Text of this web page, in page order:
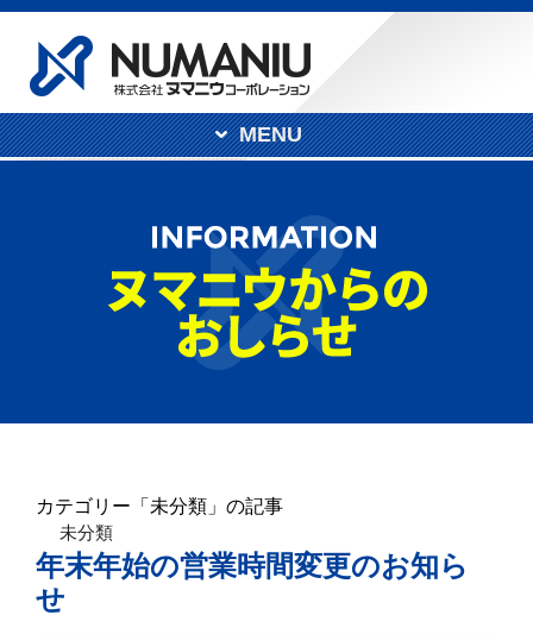
MENU
カテゴリー「未分類」の記事
未分類
年末年始の営業時間変更のお知ら
せ